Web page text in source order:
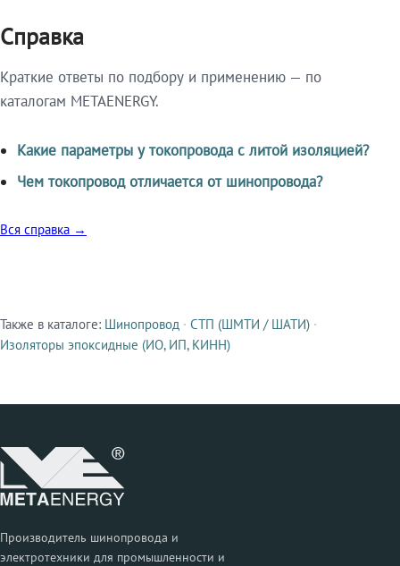
Справка
Краткие ответы по подбору и применению — по
каталогам METAENERGY.
Какие параметры у токопровода с литой изоляцией?
Чем токопровод отличается от шинопровода?
Вся справка →
Смежные продукты
Также в каталоге: Шинопровод · СТП (ШМТИ / ШАТИ) ·
Изоляторы эпоксидные (ИО, ИП, КИНН)
Производитель шинопровода и
электротехники для промышленности и